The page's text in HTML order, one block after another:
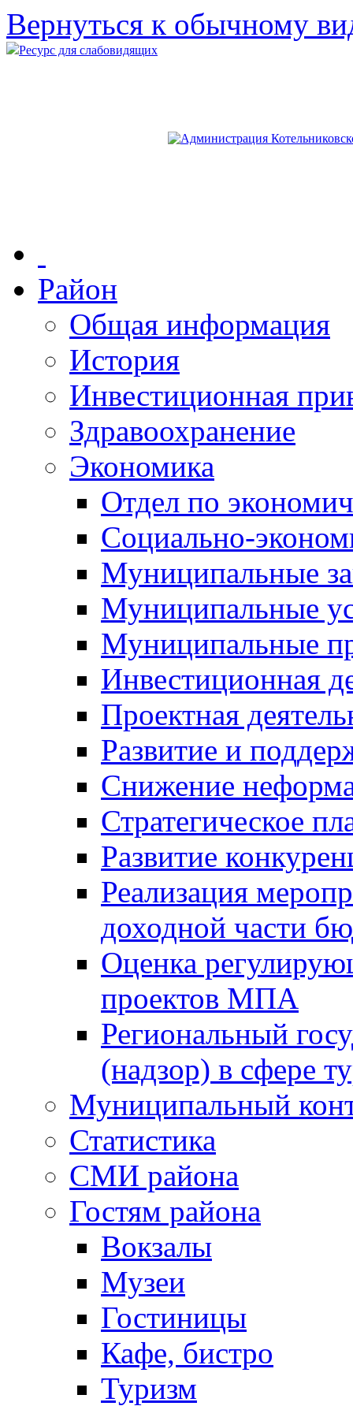
Вернуться к обычному
Ресурс для слабовидящих
Район
Общая информация
История
Инвестиционная
Здравоохранение
Экономика
Отдел по
Социально-
Муниципальные
Муниципальные
Муниципальные
Инвестиционная
Проектная
Развитие и
Снижение
Стратегическое
Развитие
Реализация
доходной части
Оценка
проектов МПА
Региональный
(надзор) в сфере
Муниципальный
Статистика
СМИ района
Гостям района
Вокзалы
Музеи
Гостиницы
Кафе, бистро
Туризм